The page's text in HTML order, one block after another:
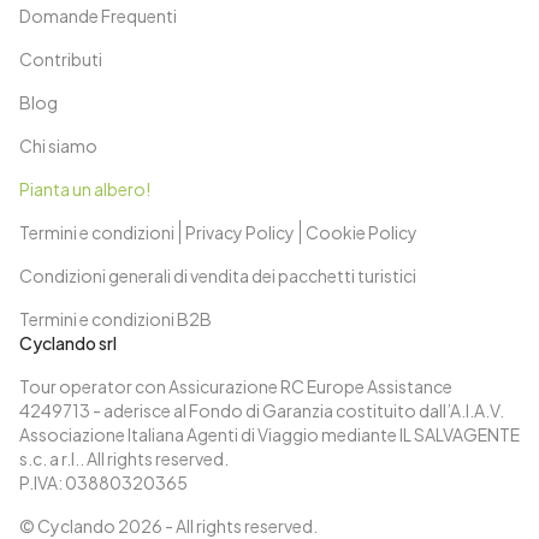
Cyclando srl
Tour operator con Assicurazione RC Europe Assistance
4249713 - aderisce al Fondo di Garanzia costituito dall’A.I.A.V.
Associazione Italiana Agenti di Viaggio mediante IL SALVAGENTE
s.c. a r.l.. All rights reserved.
P.IVA: 03880320365
© Cyclando 2026 - All rights reserved.
Domande Frequenti
Contributi
Blog
Chi siamo
Pianta un albero!
Termini e condizioni
Privacy Policy
Cookie Policy
Condizioni generali di vendita dei pacchetti turistici
Termini e condizioni B2B